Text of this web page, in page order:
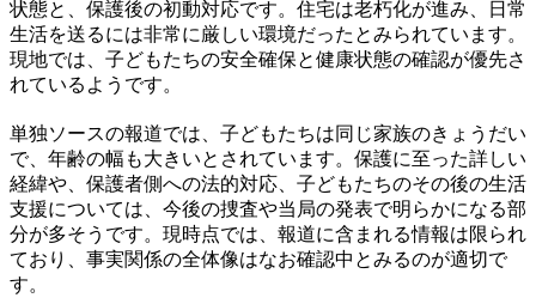
状態と、保護後の初動対応です。住宅は老朽化が進み、日常
生活を送るには非常に厳しい環境だったとみられています。
現地では、子どもたちの安全確保と健康状態の確認が優先さ
れているようです。
単独ソースの報道では、子どもたちは同じ家族のきょうだい
で、年齢の幅も大きいとされています。保護に至った詳しい
経緯や、保護者側への法的対応、子どもたちのその後の生活
支援については、今後の捜査や当局の発表で明らかになる部
分が多そうです。現時点では、報道に含まれる情報は限られ
ており、事実関係の全体像はなお確認中とみるのが適切で
す。